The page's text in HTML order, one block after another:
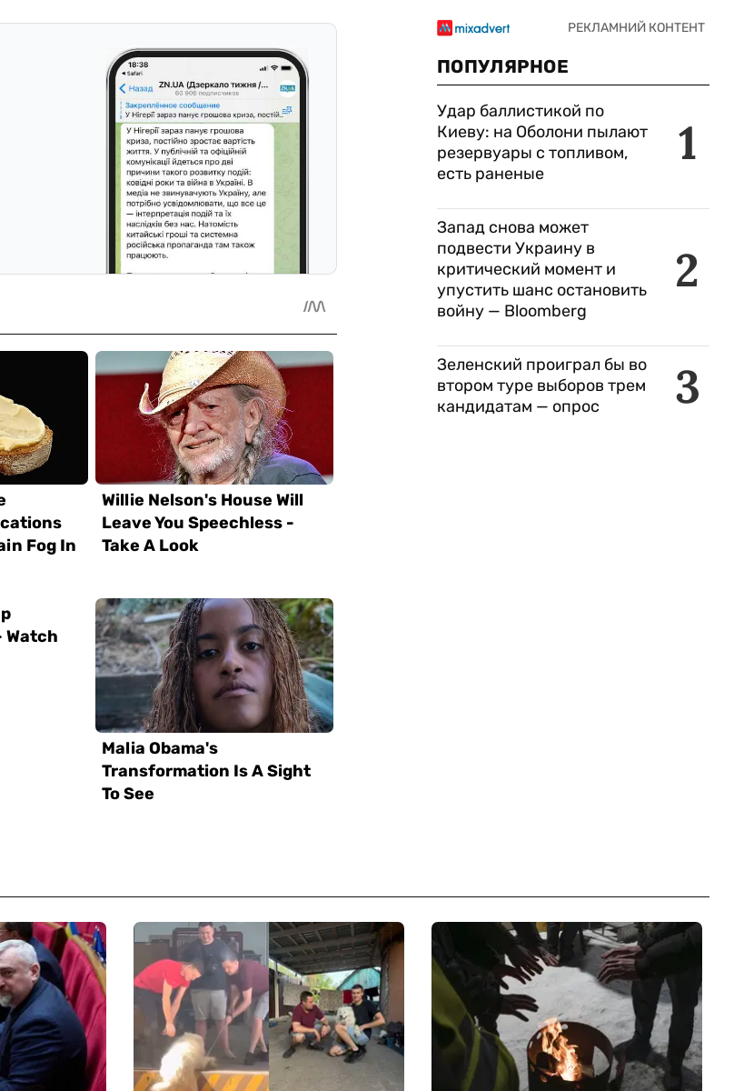
ПОПУЛЯРНОЕ
1
Удар баллистикой по
Киеву: на Оболони пылают
резервуары с топливом,
есть раненые
2
Запад снова может
подвести Украину в
критический момент и
упустить шанс остановить
войну — Bloomberg
3
Зеленский проиграл бы во
втором туре выборов трем
кандидатам — опрос